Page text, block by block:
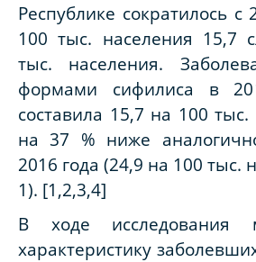
Республике сократилось с
100 тыс. населения 15,7
тыс. населения.
формами сифилиса в
составила 15,7 на 100
на 37 % ниже
2016 года (24,9 на 100 тыс.
1). [1,2,3,4]
В ходе исследования
характеристику